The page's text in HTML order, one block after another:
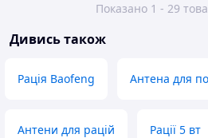
Показано 1 - 29
Дивись також
Рація Baofeng Антена для
Антени для рацій Рації 5 вт